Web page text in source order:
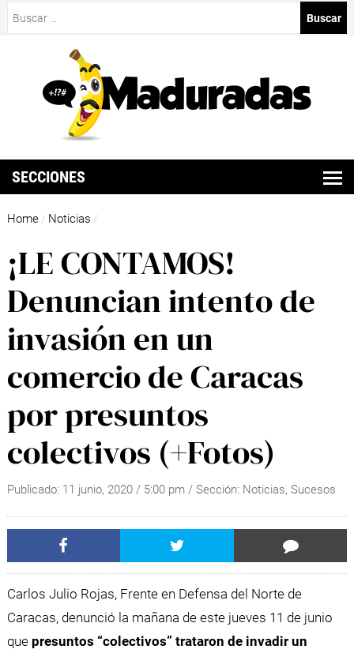
SECCIONES
Home / Noticias /
¡LE CONTAMOS!
Denuncian intento de
invasión en un
comercio de Caracas
por presuntos
colectivos (+Fotos)
Publicado: 11 junio, 2020/ 5:00 pm / Sección: Noticias, Sucesos
Carlos Julio Rojas, Frente en Defensa del Norte de
Caracas, denunció la mañana de este jueves 11 de junio
quepresuntos “colectivos” trataron de invadir un